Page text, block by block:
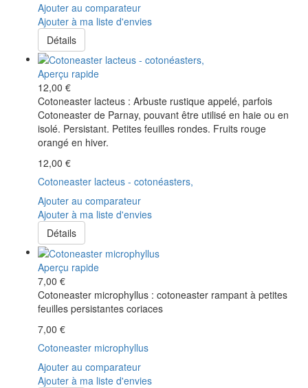
Ajouter au comparateur
Ajouter à ma liste d'envies
Détails
Aperçu rapide
12,00 €
Cotoneaster lacteus : Arbuste rustique appelé, parfois
Cotoneaster de Parnay, pouvant être utilisé en haie ou en
isolé. Persistant. Petites feuilles rondes. Fruits rouge
orangé en hiver.
12,00 €
Cotoneaster lacteus - cotonéasters,
Ajouter au comparateur
Ajouter à ma liste d'envies
Détails
Aperçu rapide
7,00 €
Cotoneaster microphyllus : cotoneaster rampant à petites
feuilles persistantes coriaces
7,00 €
Cotoneaster microphyllus
Ajouter au comparateur
Ajouter à ma liste d'envies